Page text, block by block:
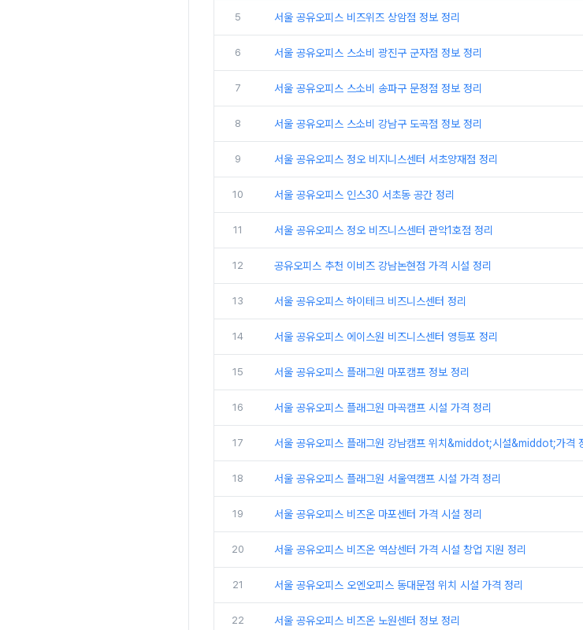
5 서울 공유오피스 비즈위즈 상암점 정보 정리
6 서울 공유오피스 스소비 광진구 군자점 정보 정리
7 서울 공유오피스 스소비 송파구 문정점 정보 정리
8 서울 공유오피스 스소비 강남구 도곡점 정보 정리
9 서울 공유오피스 정오 비지니스센터 서초양재점 정리
10 서울 공유오피스 인스30 서초동 공간 정리
11 서울 공유오피스 정오 비즈니스센터 관악1호점 정리
12 공유오피스 추천 이비즈 강남논현점 가격 시설 정리
13 서울 공유오피스 하이테크 비즈니스센터 정리
14 서울 공유오피스 에이스원 비즈니스센터 영등포 정리
15 서울 공유오피스 플래그원 마포캠프 정보 정리
16 서울 공유오피스 플래그원 마곡캠프 시설 가격 정리
17 서울 공유오피스 플래그원 강남캠프 위치&middot;시설&middot;가격
18 서울 공유오피스 플래그원 서울역캠프 시설 가격 정리
19 서울 공유오피스 비즈온 마포센터 가격 시설 정리
20 서울 공유오피스 비즈온 역삼센터 가격 시설 창업 지원 정리
21 서울 공유오피스 오엔오피스 동대문점 위치 시설 가격 정리
22 서울 공유오피스 비즈온 노원센터 정보 정리